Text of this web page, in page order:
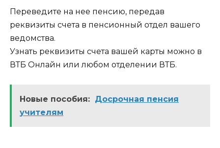
Переведите на нее пенсию, передав
реквизиты счета в пенсионный отдел вашего
ведомства.
Узнать реквизиты счета вашей карты можно в
ВТБ Онлайн или любом отделении ВТБ.
Новые пособия: Досрочная пенсия
учителям